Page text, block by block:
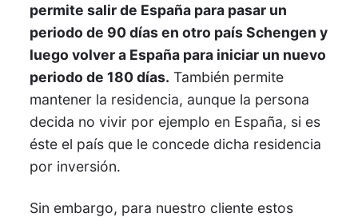
permite salir de España para pasar un
periodo de 90 días en otro país Schengen y
luego volver a España para iniciar un nuevo
periodo de 180 días. También permite
mantener la residencia, aunque la persona
decida no vivir por ejemplo en España, si es
éste el país que le concede dicha residencia
por inversión.
Sin embargo, para nuestro cliente estos